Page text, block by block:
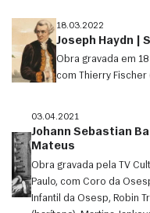
18.03.2022
Obra gravada em
com Thierry Fischer
03.04.2021
Johann Sebastian
Mateus
Obra gravada pela TV
Paulo, com Coro da
Infantil da Osesp, Robin